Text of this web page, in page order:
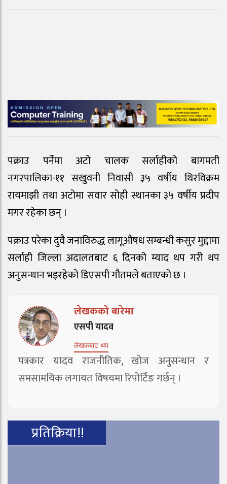
पक्राउ पर्नेमा अटो चालक सर्लाहीको बागमती
नगरपालिका-११ सखुवनी निवासी ३५ वर्षीय थिरविक्रम
रायमाझी तथा अटोमा सवार सोही स्थानका ३५ वर्षीय प्रदीप
मगर रहेका छन् ।
पक्राउ परेका दुवै जनाविरुद्ध लागूऔषध सम्बन्धी कसुर मुद्दामा
सर्लाही जिल्ला अदालतबाट ६ दिनको म्याद थप गरी थप
अनुसन्धान भइरहेको डिएसपी गौतमले बताएको छ ।
लेखकको बारेमा
एसपी यादव
लेखकबाट थप
पत्रकार यादव राजनीतिक, खोज अनुसन्धान र
समसामयिक लगायत विषयमा रिपोर्टिङ गर्छन् ।
प्रतिक्रिया!!